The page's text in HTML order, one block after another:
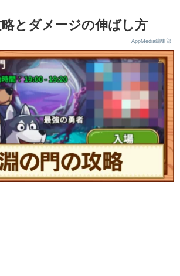
とダメージの伸ばし方
AppMedia編集部